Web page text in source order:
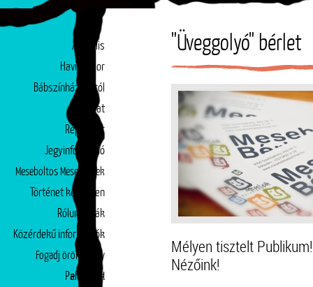
Aktuális
Havi műsor
Bábszínházunkról
Társulat
Repertoár
Jegyinformáció
Meseboltos Mesepéntek
Történet képekben
Rólunk írták
Közérdekű információk
Fogadj örökbe egy
előadást!
Partnerek
"Üveggolyó" bérlet
Mélyen tisztelt
Nézőink!